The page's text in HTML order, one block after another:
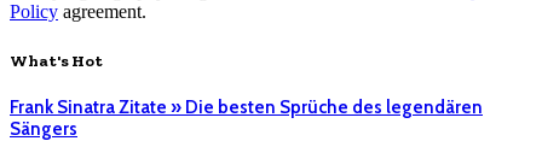
Policy agreement.
What's Hot
Frank Sinatra Zitate » Die besten Sprüche des legendären
Sängers